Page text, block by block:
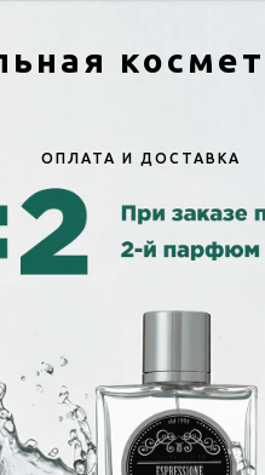
ОПЛАТА И ДОСТАВКА